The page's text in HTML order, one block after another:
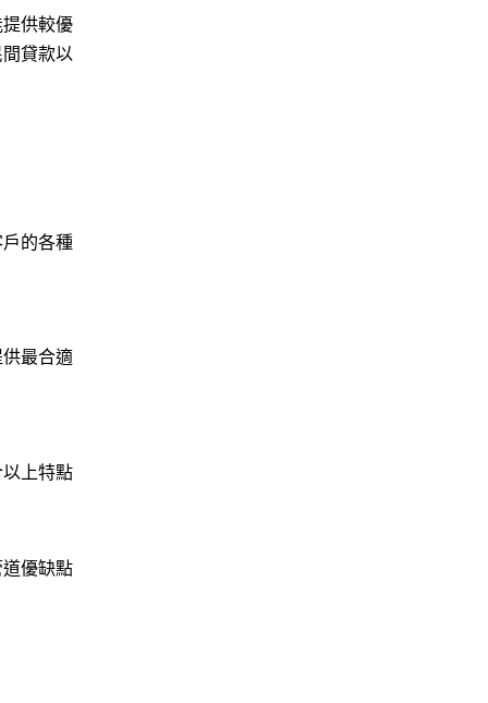
供較優
貸款以
的各種
最合適
上特點
優缺點